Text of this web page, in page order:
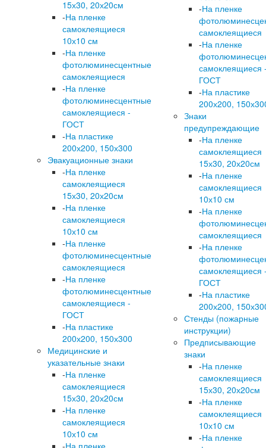
15х30, 20х20см
-На пленке
самоклеящиеся
10х10 см
-На пленке
фотолюминесцентные
самоклеящиеся
-На пленке
фотолюминесцентные
самоклеящиеся -
ГОСТ
-На пластике
200х200, 150х300
Эвакуационные знаки
-На пленке
самоклеящиеся
15х30, 20х20см
-На пленке
самоклеящиеся
10х10 см
-На пленке
фотолюминесцентные
самоклеящиеся
-На пленке
фотолюминесцентные
самоклеящиеся -
ГОСТ
-На пластике
200х200, 150х300
Медицинские и
указательные знаки
-На пленке
самоклеящиеся
15х30, 20х20см
-На пленке
самоклеящиеся
10х10 см
-На пленке
-На пленке
самоклеящиеся
-На пленке
самоклеящиеся
ГОСТ
-На пластике
200х200,
Знаки
предупреждающие
-На пленке
самоклеящиеся
15х30, 20х20см
-На пленке
самоклеящиеся
10х10 см
-На пленке
самоклеящиеся
-На пленке
самоклеящиеся
ГОСТ
-На пластике
200х200,
Стенды (пожарные
инструкции)
Предписывающие
знаки
-На пленке
самоклеящиеся
15х30, 20х20см
-На пленке
самоклеящиеся
10х10 см
-На пленке